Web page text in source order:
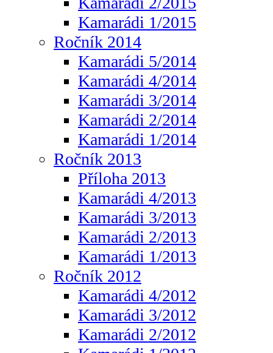
Kamarádi 1/2015
Ročník 2014
Kamarádi 5/2014
Kamarádi 4/2014
Kamarádi 3/2014
Kamarádi 2/2014
Kamarádi 1/2014
Ročník 2013
Příloha 2013
Kamarádi 4/2013
Kamarádi 3/2013
Kamarádi 2/2013
Kamarádi 1/2013
Ročník 2012
Kamarádi 4/2012
Kamarádi 3/2012
Kamarádi 2/2012